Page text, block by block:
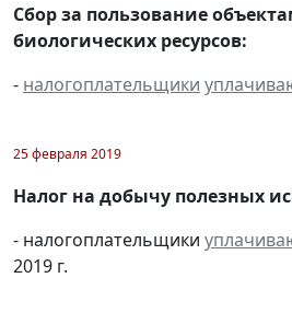
Сбор за пользование
биологических ресурсов:
- налогоплательщики
25 февраля 2019
Налог на добычу полезных
- налогоплательщики
2019 г.